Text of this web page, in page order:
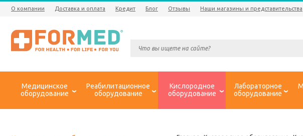
О компании Доставка и оплата Кредит Блог Отзывы Наши магазины и представительства
Медицинское
оборудование
Реабилитационное
оборудование
Кислородное
оборудование
Лабораторное
оборудование